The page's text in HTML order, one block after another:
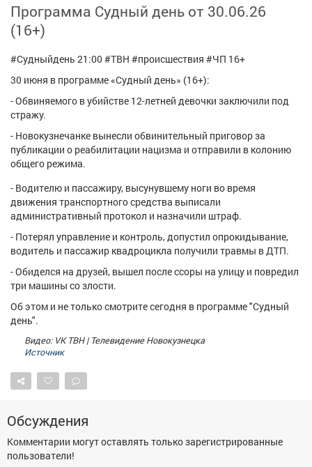
Афиша
Товары
ТВ программа Я - пенсионер
Программа Судный день от 30.06.26
(16+)
#Судныйдень 21:00 #ТВН #происшествия #ЧП 16+
30 июня в программе «Судный день» (16+):
- Обвиняемого в убийстве 12-летней девочки заключили под
стражу.
- Новокузнечанке вынесли обвинительный приговор за
публикации о реабилитации нацизма и отправили в колонию
общего режима.
- Водителю и пассажиру, высунувшему ноги во время
движения транспортного средства выписали
административный протокол и назначили штраф.
- Потерял управление и контроль, допустил опрокидывание,
водитель и пассажир квадроцикла получили травмы в ДТП.
- Обиделся на друзей, вышел после ссоры на улицу и повредил
три машины со злости.
Об этом и не только смотрите сегодня в программе "Судный
день".
Видео: VK ТВН | Телевидение Новокузнецка
Источник
Обсуждения
Комментарии могут оставлять только зарегистрированные
пользователи!